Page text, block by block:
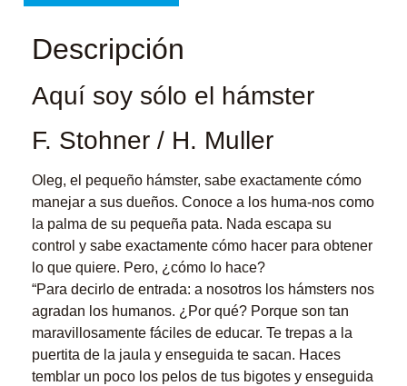
Descripción
Aquí soy sólo el hámster
F. Stohner / H. Muller
Oleg, el pequeño hámster, sabe exactamente cómo
manejar a sus dueños. Conoce a los huma-nos como
la palma de su pequeña pata. Nada escapa su
control y sabe exactamente cómo hacer para obtener
lo que quiere. Pero, ¿cómo lo hace?
“Para decirlo de entrada: a nosotros los hámsters nos
agradan los humanos. ¿Por qué? Porque son tan
maravillosamente fáciles de educar. Te trepas a la
puertita de la jaula y enseguida te sacan. Haces
temblar un poco los pelos de tus bigotes y enseguida